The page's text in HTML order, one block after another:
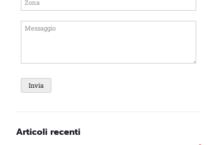
Articoli recenti